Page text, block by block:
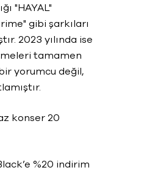
"HAYAL"
gibi şarkıları
2023 yılında ise
tamamen
yorumcu değil,
konser 20
%20 indirim